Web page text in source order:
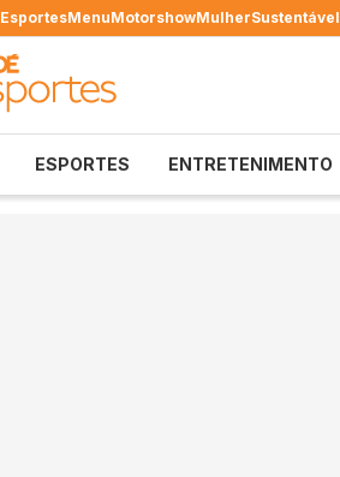
EsportesMenuMotorshowMulherSustentável
ESPORTES ENTRETENIMENTO